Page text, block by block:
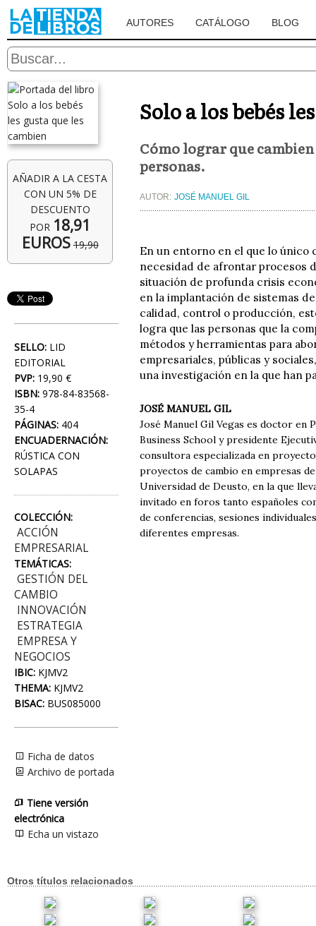
AUTORES CATÁLOGO BLOG
AÑADIR A LA CESTA
CON UN 5% DE
DESCUENTO
POR 18,91
EUROS 19,90
SELLO: LID
EDITORIAL
PVP: 19,90 €
ISBN: 978-84-83568-
35-4
PÁGINAS: 404
ENCUADERNACIÓN:
RÚSTICA CON
SOLAPAS
COLECCIÓN:
ACCIÓN
EMPRESARIAL
TEMÁTICAS:
GESTIÓN DEL
CAMBIO
INNOVACIÓN
ESTRATEGIA
EMPRESA Y
NEGOCIOS
IBIC: KJMV2
THEMA: KJMV2
BISAC: BUS085000
Ficha de datos
Archivo de portada
Tiene versión
electrónica
Echa un vistazo
Solo a los bebés
Cómo lograr que
personas.
AUTOR: JOSÉ MANUEL GIL
En un entorno en el que lo único
necesidad de afrontar procesos
situación de profunda crisis
en la implantación de sistemas
calidad, control o producción,
logra que las personas que la
métodos y herramientas para
empresariales, públicas y
una investigación en la que han
JOSÉ MANUEL GIL
José Manuel Gil Vegas es doctor
Business School y presidente
consultora especializada en
proyectos de cambio en empresas
Universidad de Deusto, en la que
invitado en foros tanto españoles
de conferencias, sesiones
diferentes empresas.
Otros títulos relacionados